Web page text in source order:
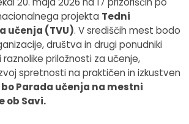
projekta Tedni
učenja (TVU). V središčih mest bodo
društva in drugi ponudniki
priložnosti za učenje,
spretnosti na praktičen in izkustven
Parada učenja na mestni
ob Savi.
javnega značaja